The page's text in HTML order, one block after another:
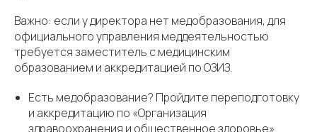
Важно: если у директора нет медобразования, для
официального управления меддеятельностью
требуется заместитель с медицинским
образованием и аккредитацией по ОЗИЗ.
Есть медобразование? Пройдите переподготовку
и аккредитацию по «Организация
здравоохранения и общественное здоровье».